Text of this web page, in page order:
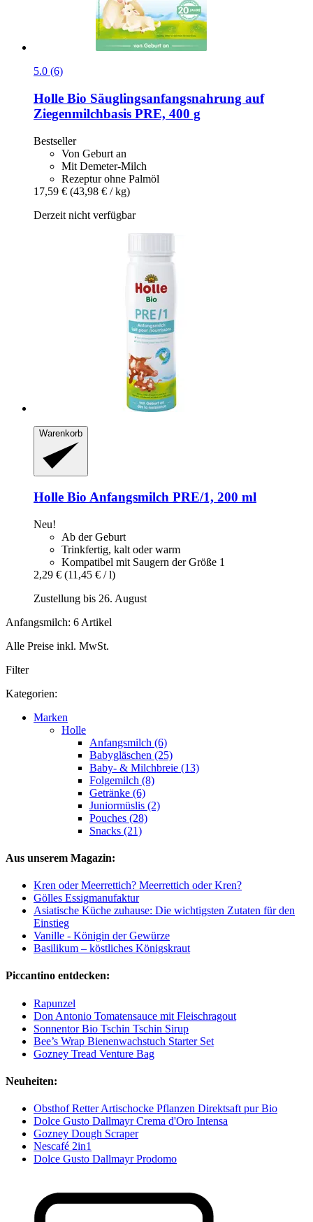
5.0 (6)
Holle Bio Säuglingsanfangsnahrung auf
Ziegenmilchbasis PRE, 400 g
Bestseller
Von Geburt an
Mit Demeter-Milch
Rezeptur ohne Palmöl
17,59 € (43,98 € / kg)
Derzeit nicht verfügbar
Warenkorb
Holle Bio Anfangsmilch PRE/1, 200 ml
Neu!
Ab der Geburt
Trinkfertig, kalt oder warm
Kompatibel mit Saugern der Größe 1
2,29 € (11,45 € / l)
Zustellung bis 26. August
Anfangsmilch: 6 Artikel
Alle Preise inkl. MwSt.
Filter
Kategorien:
Marken
Holle
Anfangsmilch (6)
Babygläschen (25)
Baby- & Milchbreie (13)
Folgemilch (8)
Getränke (6)
Juniormüslis (2)
Pouches (28)
Snacks (21)
Aus unserem Magazin:
Kren oder Meerrettich? Meerrettich oder Kren?
Gölles Essigmanufaktur
Asiatische Küche zuhause: Die wichtigsten Zutaten für den
Einstieg
Vanille - Königin der Gewürze
Basilikum – köstliches Königskraut
Piccantino entdecken:
Rapunzel
Don Antonio Tomatensauce mit Fleischragout
Sonnentor Bio Tschin Tschin Sirup
Bee’s Wrap Bienenwachstuch Starter Set
Gozney Tread Venture Bag
Neuheiten:
Obsthof Retter Artischocke Pflanzen Direktsaft pur Bio
Dolce Gusto Dallmayr Crema d'Oro Intensa
Gozney Dough Scraper
Nescafé 2in1
Dolce Gusto Dallmayr Prodomo